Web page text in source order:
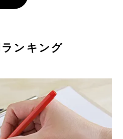
ンキング